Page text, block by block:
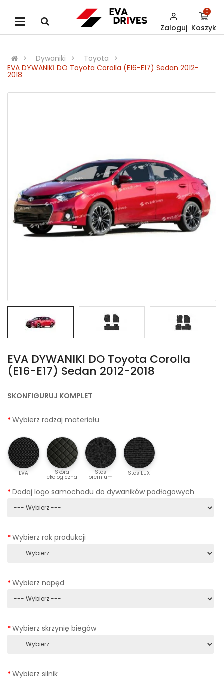
Zaloguj Koszyk
0
Dywaniki
Toyota
EVA DYWANIKІ DO Toyota Corolla (E16-E17) Sedan 2012-
2018
EVA DYWANIKІ DO Toyota Corolla
(E16-E17) Sedan 2012-2018
SKONFIGURUJ KOMPLET
Wybierz rodzaj materiału
EVA Skóra
ekologiczna
Stos
premium
Stos LUX
Dodaj logo samochodu do dywaników podłogowych
Wybierz rok produkcji
Wybierz napęd
Wybierz skrzynię biegów
Wybierz silnik